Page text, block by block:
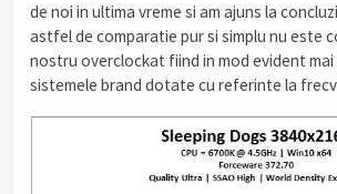
de noi in ultima vreme si am ajuns la
astfel de comparatie pur si simplu nu este
nostru overclockat fiind in mod evident
sistemele brand dotate cu referinte la